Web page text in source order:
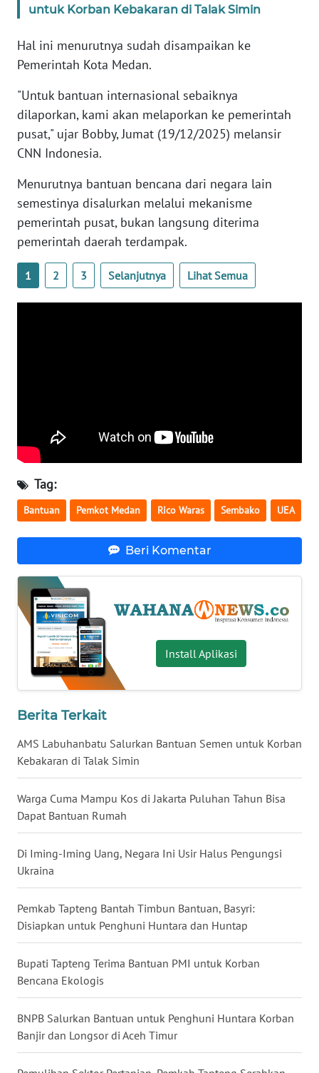
untuk Korban Kebakaran di Talak Simin
Hal ini menurutnya sudah disampaikan ke
Pemerintah Kota Medan.
"Untuk bantuan internasional sebaiknya
dilaporkan, kami akan melaporkan ke pemerintah
pusat," ujar Bobby, Jumat (19/12/2025) melansir
CNN Indonesia.
Menurutnya bantuan bencana dari negara lain
semestinya disalurkan melalui mekanisme
pemerintah pusat, bukan langsung diterima
pemerintah daerah terdampak.
1 2 3 Selanjutnya Lihat Semua
Tag:
Bantuan Pemkot Medan Rico Waras Sembako UEA
Beri Komentar
Install Aplikasi
Berita Terkait
AMS Labuhanbatu Salurkan Bantuan Semen untuk Korban
Kebakaran di Talak Simin
Warga Cuma Mampu Kos di Jakarta Puluhan Tahun Bisa
Dapat Bantuan Rumah
Di Iming-Iming Uang, Negara Ini Usir Halus Pengungsi
Ukraina
Pemkab Tapteng Bantah Timbun Bantuan, Basyri:
Disiapkan untuk Penghuni Huntara dan Huntap
Bupati Tapteng Terima Bantuan PMI untuk Korban
Bencana Ekologis
BNPB Salurkan Bantuan untuk Penghuni Huntara Korban
Banjir dan Longsor di Aceh Timur
WN
JABAR
WN
BANTEN
WN
KEPRI
WN
WN
WN
JAMBI
WN
SULTRA
WN
NTB
WN
SULTENG
WN
WN
BENGKULU
WN
LAMPUNG
WN
JATENG